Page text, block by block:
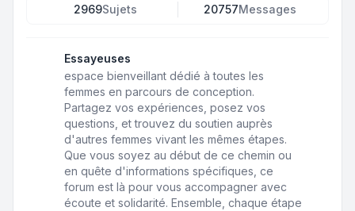
2969Sujets 20757Messages
Essayeuses
espace bienveillant dédié à toutes les
femmes en parcours de conception.
Partagez vos expériences, posez vos
questions, et trouvez du soutien auprès
d'autres femmes vivant les mêmes étapes.
Que vous soyez au début de ce chemin ou
en quête d'informations spécifiques, ce
forum est là pour vous accompagner avec
écoute et solidarité. Ensemble, chaque étape